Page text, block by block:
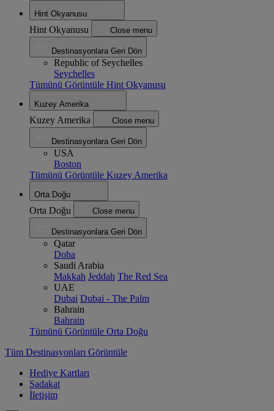
Hint Okyanusu
Hint Okyanusu Close menu
Destinasyonlara Geri Dön
Republic of Seychelles
Seychelles
Tümünü Görüntüle Hint Okyanusu
Kuzey Amerika
Kuzey Amerika Close menu
Destinasyonlara Geri Dön
USA
Boston
Tümünü Görüntüle Kuzey Amerika
Orta Doğu
Orta Doğu Close menu
Destinasyonlara Geri Dön
Qatar
Doha
Saudi Arabia
Makkah Jeddah The Red Sea
UAE
Dubai Dubai - The Palm
Bahrain
Bahrain
Tümünü Görüntüle Orta Doğu
Tüm Destinasyonları Görüntüle
Hediye Kartları
Sadakat
İletişim